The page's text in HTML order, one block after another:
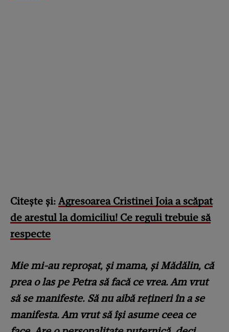
Citește și: Agresoarea Cristinei Joia a scăpat
de arestul la domiciliu! Ce reguli trebuie să
respecte
Mie mi-au reproșat, și mama, și Mădălin, că
prea o las pe Petra să facă ce vrea. Am vrut
să se manifeste. Să nu aibă rețineri în a se
manifesta. Am vrut să își asume ceea ce